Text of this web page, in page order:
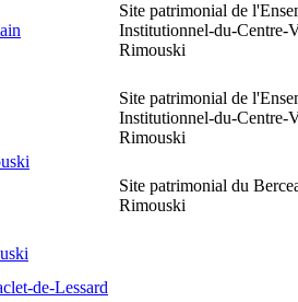
Site patrimonial de
Institutionnel-du-Centre-
Rimouski
Site patrimonial de
Institutionnel-du-Centre-
Rimouski
Site patrimonial du
Rimouski
de-Lessard